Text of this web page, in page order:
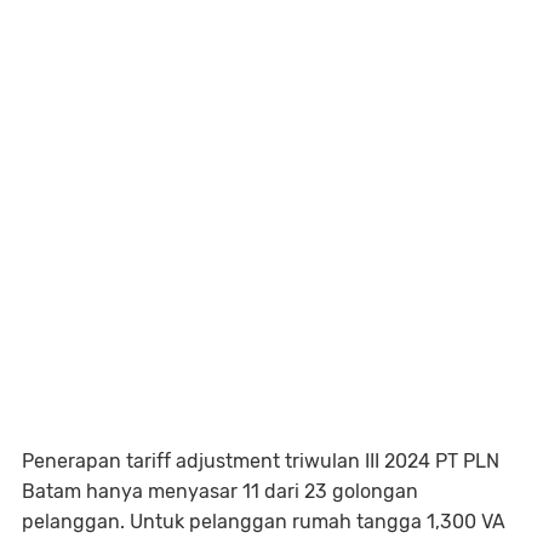
Penerapan tariff adjustment triwulan III 2024 PT PLN
Batam hanya menyasar 11 dari 23 golongan
pelanggan. Untuk pelanggan rumah tangga 1,300 VA